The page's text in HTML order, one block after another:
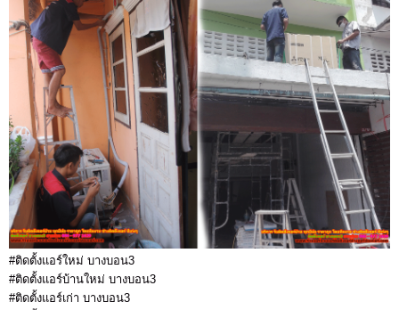
#ติดตั้งแอร์ใหม่ บางบอน3
#ติดตั้งแอร์บ้านใหม่ บางบอน3
#ติดตั้งแอร์เก่า บางบอน3